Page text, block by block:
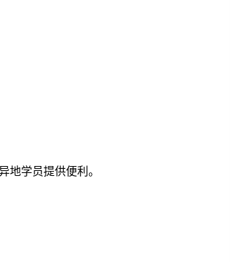
地学员提供便利。